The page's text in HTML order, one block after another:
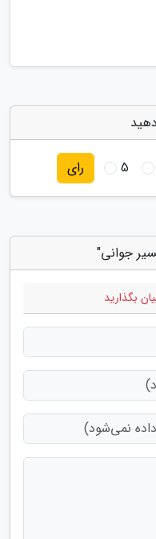
5 رای
جوانی"
بگذارید